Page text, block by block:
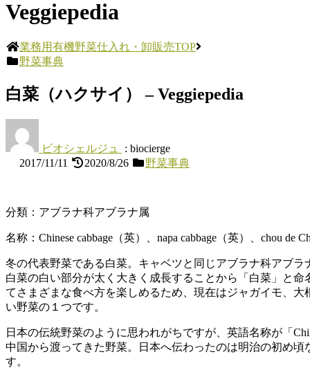
Veggiepedia
業務用有機野菜仕入れ・卸販売TOP
野菜事典
白菜（ハクサイ） – Veggiepedia
ビオシェルジュ
: biocierge
2017/11/11
2020/8/26 野菜事典
分類：アブラナ科アブラナ属
名称：Chinese cabbage（英）、napa cabbage（英）、chou
冬の代表野菜である白菜。キャベツと同じアブラナ科アブ
白菜の白い部分が太く大きく成長することから「白菜」と
てさまざまな食べ方を楽しめるため、現在はジャガイモ、
い野菜の１つです。
日本の伝統野菜のように思われがちですが、英語名称が「
中国から渡ってきた野菜。日本へ伝わったのは明治の初め
す。